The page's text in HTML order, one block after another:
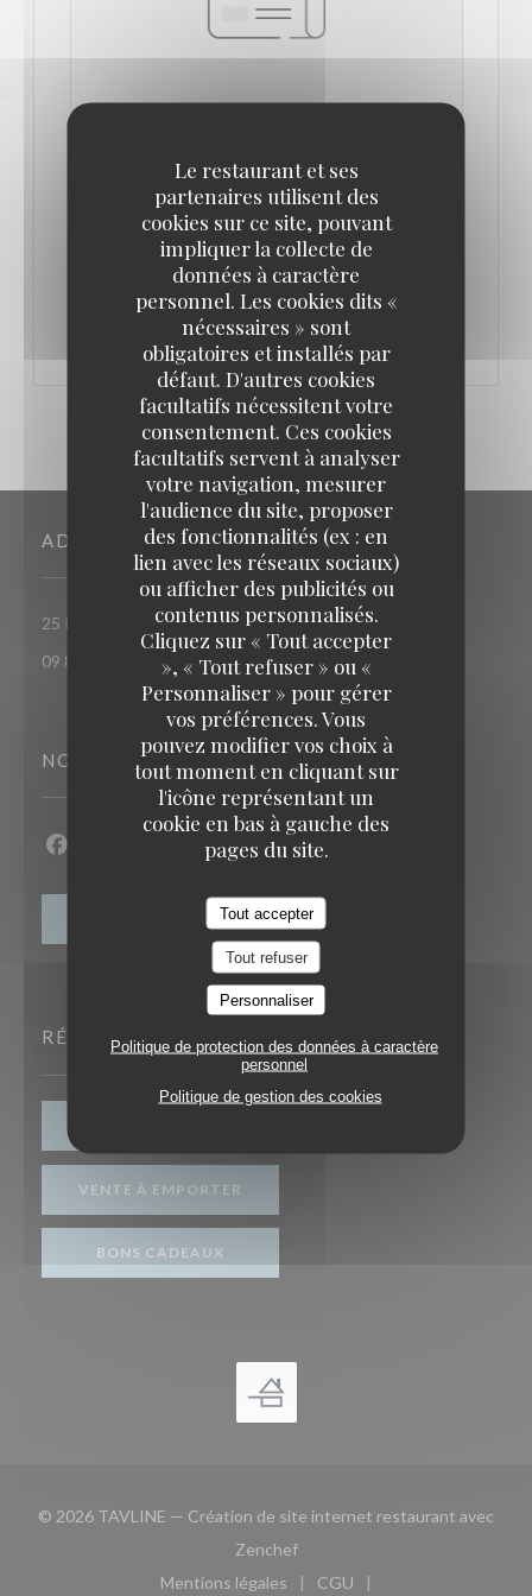
Le restaurant et ses
partenaires utilisent des
cookies sur ce site, pouvant
impliquer la collecte de
données à caractère
personnel. Les cookies dits «
nécessaires » sont
obligatoires et installés par
défaut. D'autres cookies
facultatifs nécessitent votre
consentement. Ces cookies
facultatifs servent à analyser
votre navigation, mesurer
l'audience du site, proposer
des fonctionnalités (ex : en
lien avec les réseaux sociaux)
ou afficher des publicités ou
contenus personnalisés.
Cliquez sur « Tout accepter
», « Tout refuser » ou «
Personnaliser » pour gérer
vos préférences. Vous
pouvez modifier vos choix à
tout moment en cliquant sur
l'icône représentant un
cookie en bas à gauche des
pages du site.
Tout accepter
Tout refuser
Personnaliser
Politique de protection des données à caractère
personnel
Politique de gestion des cookies
EMMANUEL RUBIN
21/02/2017
VOIR L'ARTICLE((OUVRE UNE NOUVELLE FENÊTRE))
ADRESSE
25 RUE DU ROI DE SICILE 75004 PARIS((ouvre une nouvelle
09 86 55 65 65
NOUS SUIVRE
Facebook ((ouvre une nouvelle fenêtre))
Instagram ((ouvre une nouvelle fenêtre))
RÉSERVATION
VENTE À EMPORTER
BONS CADEAUX
© 2026 TAVLINE — Création de site internet restaurant avec
Zenchef((ouvre une nouvelle fenêtre))
Mentions légales
CGU
TAVLINE